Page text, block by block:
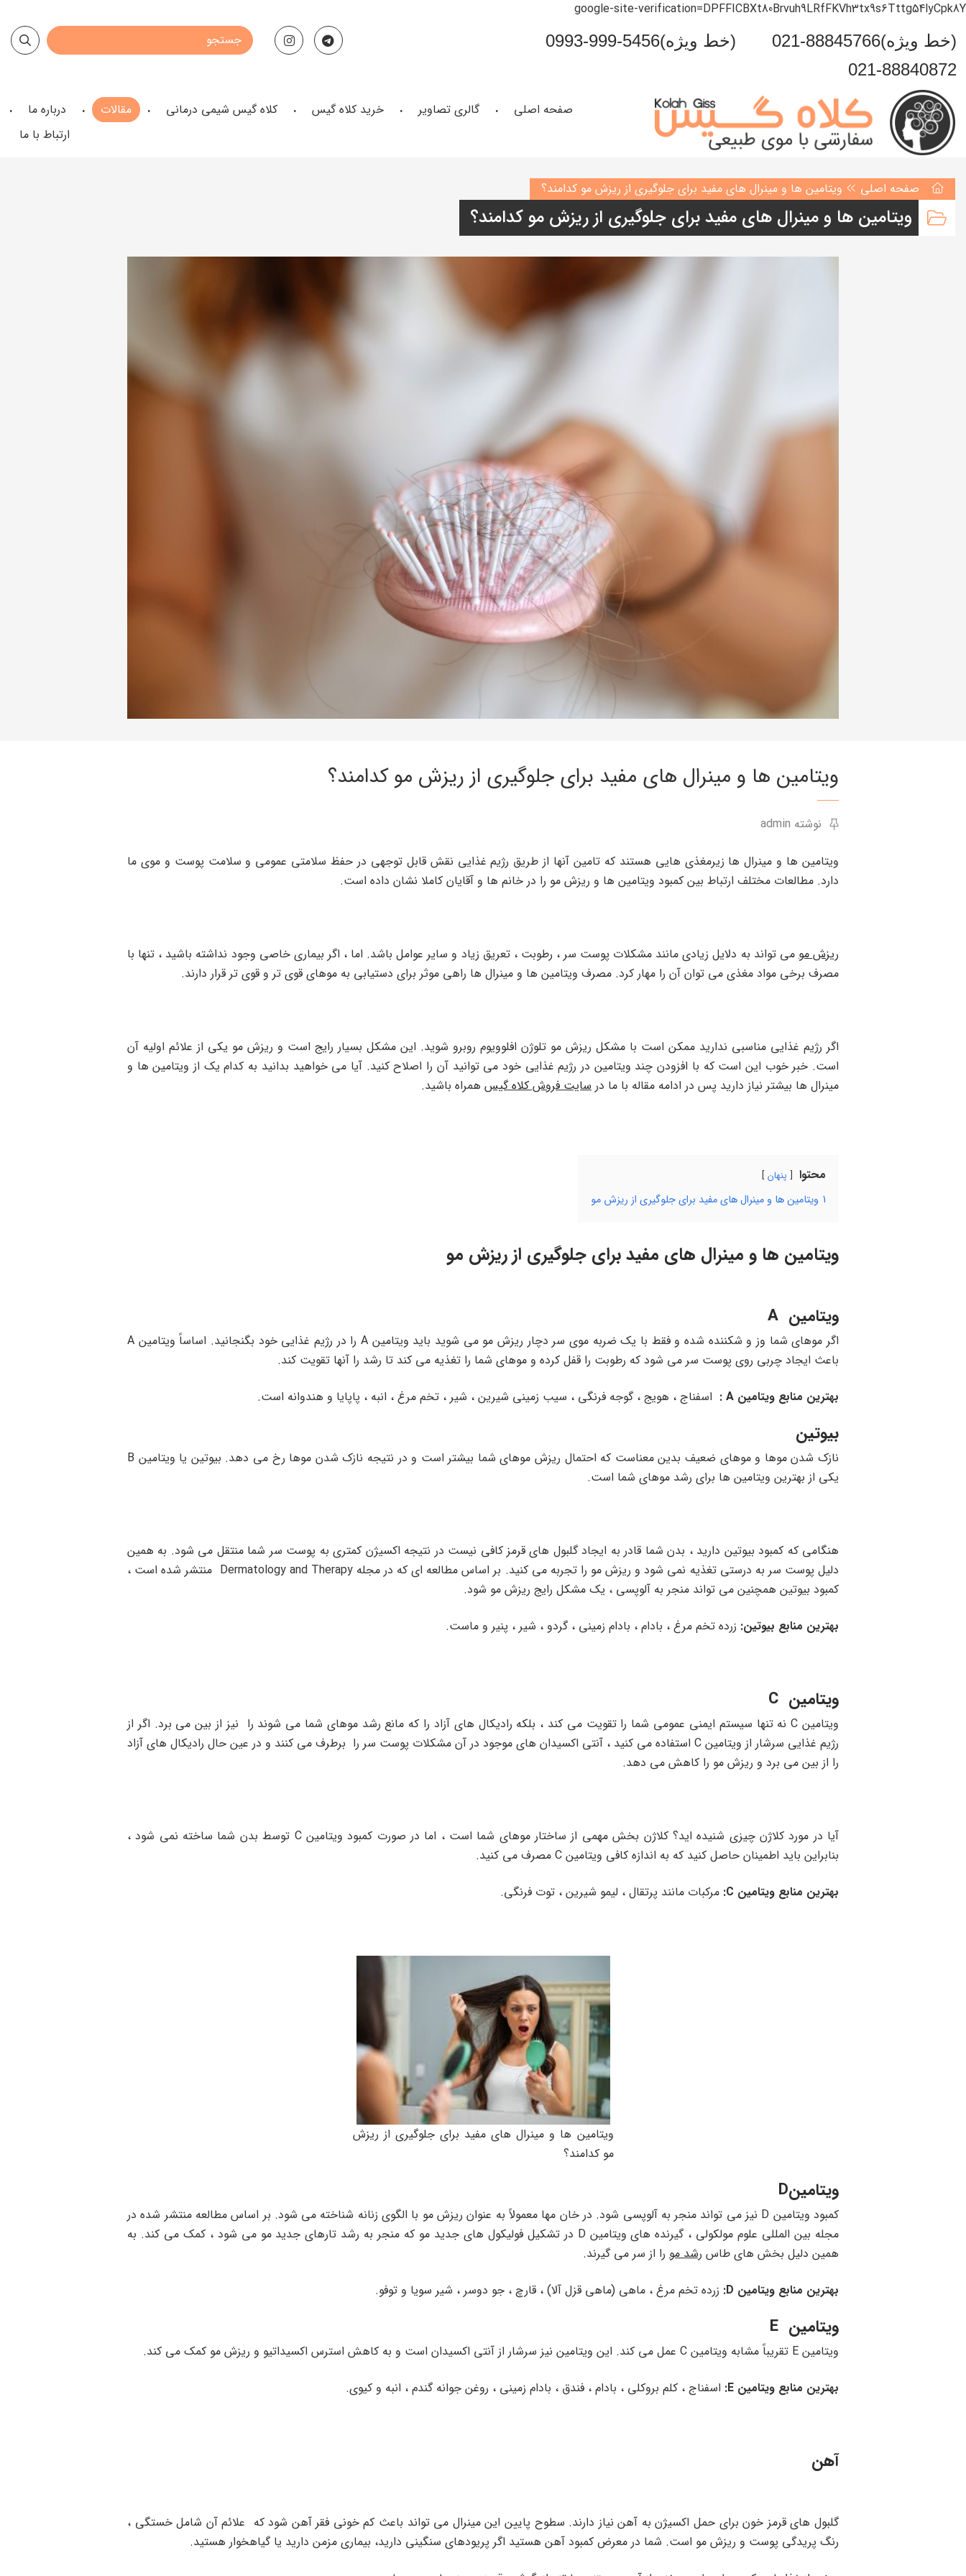
google-site-verification=DPFFICBXt80Brvuh9LRfFKVh3tx9s6Tttg54lyCpk8Y
021-88845766(خط ویژه)
0993-999-5456(خط ویژه)
021-88840872
صفحه اصلی گالری تصاویر خرید کلاه گیس کلاه گیس شیمی درمانی مقالات
درباره ما
ارتباط با ما
صفحه اصلی ویتامین ها و مینرال های مفید برای جلوگیری از ریزش مو کدامند؟
ویتامین ها و مینرال های مفید برای جلوگیری از ریزش مو کدامند؟
ویتامین ها و مینرال های مفید برای جلوگیری از ریزش مو کدامند؟
نوشته admin
ویتامین ها و مینرال ها زیرمغذی هایی هستند که تامین آنها از طریق رژیم غذایی نقش قابل توجهی در حفظ سلامتی عمومی و سلامت پوست و موی ما
دارد. مطالعات مختلف ارتباط بین کمبود ویتامین ها و ریزش مو را در خانم ها و آقایان کاملا نشان داده است.
ریزش مو می تواند به دلایل زیادی مانند مشکلات پوست سر ، رطوبت ، تعریق زیاد و سایر عوامل باشد. اما ، اگر بیماری خاصی وجود نداشته باشید ، تنها با
مصرف برخی مواد مغذی می توان آن را مهار کرد. مصرف ویتامین ها و مینرال ها راهی موثر برای دستیابی به موهای قوی تر و قوی تر قرار دارند.
اگر رژیم غذایی مناسبی ندارید ممکن است با مشکل ریزش مو تلوژن افلوویوم روبرو شوید. این مشکل بسیار رایج است و ریزش مو یکی از علائم اولیه آن
است. خبر خوب این است که با افزودن چند ویتامین در رژیم غذایی خود می توانید آن را اصلاح کنید. آیا می خواهید بدانید به کدام یک از ویتامین ها و
مینرال ها بیشتر نیاز دارید پس در ادامه مقاله با ما در سایت فروش کلاه گیس همراه باشید.
محتوا پنهان
1 ویتامین ها و مینرال های مفید برای جلوگیری از ریزش مو
ویتامین ها و مینرال های مفید برای جلوگیری از ریزش مو
ویتامین A
اگر موهای شما وز و شکننده شده و فقط با یک ضربه موی سر دچار ریزش مو می شوید باید ویتامین A را در رژیم غذایی خود بگنجانید. اساساً ویتامین A
باعث ایجاد چربی روی پوست سر می شود که رطوبت را قفل کرده و موهای شما را تغذیه می کند تا رشد را آنها تقویت کند.
بهترین منابع ویتامین A : اسفناج ، هویج ، گوجه فرنگی ، سیب زمینی شیرین ، شیر ، تخم مرغ ، انبه ، پاپایا و هندوانه است.
بیوتین
نازک شدن موها و موهای ضعیف بدین معناست که احتمال ریزش موهای شما بیشتر است و در نتیجه نازک شدن موها رخ می دهد. بیوتین یا ویتامین B
یکی از بهترین ویتامین ها برای رشد موهای شما است.
هنگامی که کمبود بیوتین دارید ، بدن شما قادر به ایجاد گلبول های قرمز کافی نیست در نتیجه اکسیژن کمتری به پوست سر شما منتقل می شود. به همین
دلیل پوست سر به درستی تغذیه نمی شود و ریزش مو را تجربه می کنید. بر اساس مطالعه ای که در مجله Dermatology and Therapy منتشر شده است ،
کمبود بیوتین همچنین می تواند منجر به آلوپسی ، یک مشکل رایج ریزش مو شود.
بهترین منابع بیوتین: زرده تخم مرغ ، بادام ، بادام زمینی ، گردو ، شیر ، پنیر و ماست.
ویتامین C
ویتامین C نه تنها سیستم ایمنی عمومی شما را تقویت می کند ، بلکه رادیکال های آزاد را که مانع رشد موهای شما می شوند را نیز از بین می برد. اگر از
رژیم غذایی سرشار از ویتامین C استفاده می کنید ، آنتی اکسیدان های موجود در آن مشکلات پوست سر را برطرف می کنند و در عین حال رادیکال های آزاد
را از بین می برد و ریزش مو را کاهش می دهد.
آیا در مورد کلاژن چیزی شنیده اید؟ کلاژن بخش مهمی از ساختار موهای شما است ، اما در صورت کمبود ویتامین C توسط بدن شما ساخته نمی شود ،
بنابراین باید اطمینان حاصل کنید که به اندازه کافی ویتامین C مصرف می کنید.
بهترین منابع ویتامین C: مرکبات مانند پرتقال ، لیمو شیرین ، توت فرنگی.
ویتامین ها و مینرال های مفید برای جلوگیری از ریزش
مو کدامند؟
ویتامینD
کمبود ویتامین D نیز می تواند منجر به آلوپسی شود. در خان مها معمولاً به عنوان ریزش مو با الگوی زنانه شناخته می شود. بر اساس مطالعه منتشر شده در
مجله بین المللی علوم مولکولی ، گیرنده های ویتامین D در تشکیل فولیکول های جدید مو که منجر به رشد تارهای جدید مو می شود ، کمک می کند. به
همین دلیل بخش های طاس رشد مو را از سر می گیرند.
بهترین منابع ویتامین D: زرده تخم مرغ ، ماهی (ماهی قزل آلا) ، قارچ ، جو دوسر ، شیر سویا و توفو.
ویتامین E
ویتامین E تقریباً مشابه ویتامین C عمل می کند. این ویتامین نیز سرشار از آنتی اکسیدان است و به کاهش استرس اکسیداتیو و ریزش مو کمک می کند.
بهترین منابع ویتامین E: اسفناج ، کلم بروکلی ، بادام ، فندق ، بادام زمینی ، روغن جوانه گندم ، انبه و کیوی.
آهن
گلبول های قرمز خون برای حمل اکسیژن به آهن نیاز دارند. سطوح پایین این مینرال می تواند باعث کم خونی فقر آهن شود که علائم آن شامل خستگی ،
رنگ پریدگی پوست و ریزش مو است. شما در معرض کمبود آهن هستید اگر پریودهای سنگینی دارید، بیماری مزمن دارید یا گیاهخوار هستید.